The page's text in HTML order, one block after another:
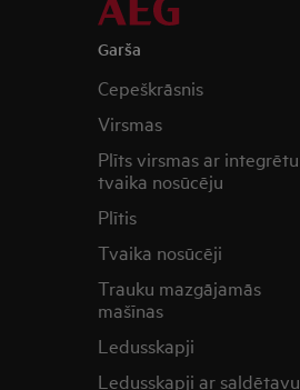
Garša
Cepeškrāsnis
Virsmas
Plīts virsmas ar integrētu
tvaika nosūcēju
Plītis
Tvaika nosūcēji
Trauku mazgājamās
mašīnas
Ledusskapji
Ledusskapji ar saldētavu